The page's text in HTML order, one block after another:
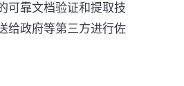
可靠文档验证和提取技
给政府等第三方进行佐